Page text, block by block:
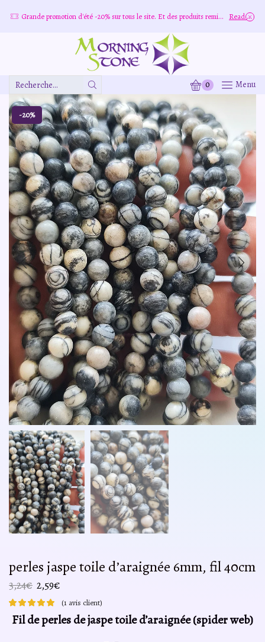
Grande promotion d'été -20% sur tous le site. Et des produits remisé indépendamment Read more
Zone
De
Saisie
De
Recherche
0 Menu
-20%
perles jaspe toile d’araignée 6mm, fil 40cm
3,24€ Le
prix
initial
était :
2,59€
prix
actuel
est :
(1 avis client)
Fil de perles de jaspe toile d’araignée (spider web)